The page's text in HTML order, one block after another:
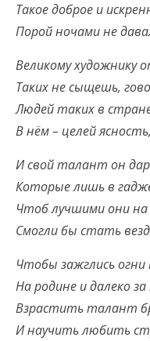
Такое доброе и
Порой ночами не
Великому художнику
Таких не сыщешь,
Людей таких в
В нём – целей
И свой талант он
Которые лишь в
Чтоб лучшими они на
Смогли бы стать
Чтобы зажглись
На родине и далеко за
Взрастить талант
И научить любить